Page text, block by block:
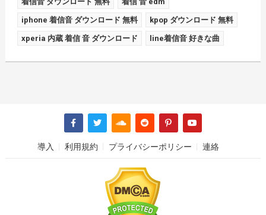
iphone 着信音 ダウンロード 無料 kpop ダウンロード 無料
xperia 内蔵 着信 音 ダウンロード line着信音 好きな曲
導入 利用規約 プライバシーポリシー 連絡